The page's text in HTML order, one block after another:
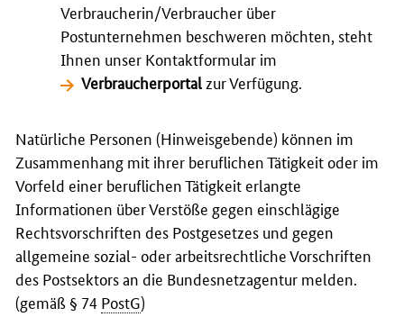
Verbraucherin/Verbraucher über
Postunternehmen beschweren möchten, steht
Ihnen unser Kontaktformular im
Verbraucherportal zur Verfügung.
Natürliche Personen (Hinweisgebende) können im
Zusammenhang mit ihrer beruflichen Tätigkeit oder im
Vorfeld einer beruflichen Tätigkeit erlangte
Informationen über Verstöße gegen einschlägige
Rechtsvorschriften des Postgesetzes und gegen
allgemeine sozial- oder arbeitsrechtliche Vorschriften
des Postsektors an die Bundesnetzagentur melden.
(gemäß § 74 PostG)